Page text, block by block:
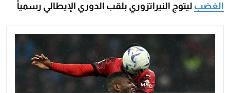
الغضب ليتوج النيراتزوري بلقب الدوري الإيطالي رسمياً